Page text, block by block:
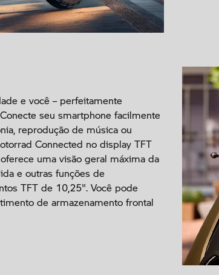
e você – perfeitamente
seu smartphone facilmente
reprodução de música ou
Connected no display TFT
uma visão geral máxima da
e outras funções de
TFT de 10,25". Você pode
de armazenamento frontal